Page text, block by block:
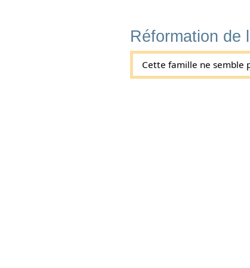
Réformation de
Cette famille ne semble